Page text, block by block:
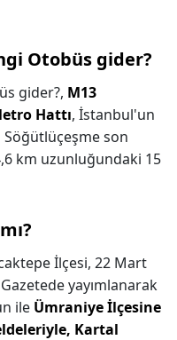
Otobüs gider?
gider?, M13
Hattı, İstanbul'un
son
km uzunluğundaki 15
İlçesi, 22 Mart
yayımlanarak
ile Ümraniye İlçesine
Kartal